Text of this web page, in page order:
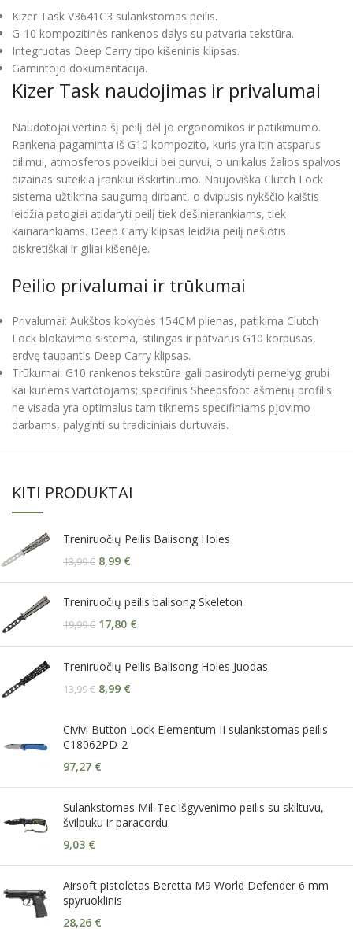
Kizer Task V3641C3 sulankstomas peilis.
G-10 kompozitinės rankenos dalys su patvaria tekstūra.
Integruotas Deep Carry tipo kišeninis klipsas.
Gamintojo dokumentacija.
Kizer Task naudojimas ir privalumai
Naudotojai vertina šį peilį dėl jo ergonomikos ir patikimumo.
Rankena pagaminta iš G10 kompozito, kuris yra itin atsparus
dilimui, atmosferos poveikiui bei purvui, o unikalus žalios spalvos
dizainas suteikia įrankiui išskirtinumo. Naujoviška Clutch Lock
sistema užtikrina saugumą dirbant, o dvipusis nykščio kaištis
leidžia patogiai atidaryti peilį tiek dešiniarankiams, tiek
kairiarankiams. Deep Carry klipsas leidžia peilį nešiotis
diskretiškai ir giliai kišenėje.
Peilio privalumai ir trūkumai
Privalumai: Aukštos kokybės 154CM plienas, patikima Clutch
Lock blokavimo sistema, stilingas ir patvarus G10 korpusas,
erdvę taupantis Deep Carry klipsas.
Trūkumai: G10 rankenos tekstūra gali pasirodyti pernelyg grubi
kai kuriems vartotojams; specifinis Sheepsfoot ašmenų profilis
ne visada yra optimalus tam tikriems specifiniams pjovimo
darbams, palyginti su tradiciniais durtuvais.
KITI PRODUKTAI
Treniruočių Peilis Balisong Holes
13,99€ 8,99 €
Treniruočių peilis balisong Skeleton
19,99€ 17,80 €
Treniruočių Peilis Balisong Holes Juodas
13,99€ 8,99 €
Civivi Button Lock Elementum II sulankstomas peilis
C18062PD-2
97,27 €
Sulankstomas Mil-Tec išgyvenimo peilis su skiltuvu,
švilpuku ir paracordu
9,03 €
Airsoft pistoletas Beretta M9 World Defender 6 mm
spyruoklinis
28,26 €